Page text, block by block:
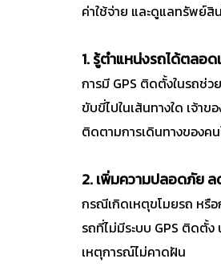
ค่าใช้จ่าย และดูแลทรัพย์
1. รู้ตำแหน่งรถได้ตลอด
การมี GPS ติดตั้งในรถช่
ขับขี่ไปในเส้นทางใด เจ้า
ติดตามการเดินทางของค
2. เพิ่มความปลอดภัย ล
กรณีเกิดเหตุขโมยรถ หรือ
รถที่ไม่มีระบบ GPS ติดตั้ง
เหตุการณ์ไม่คาดฝัน